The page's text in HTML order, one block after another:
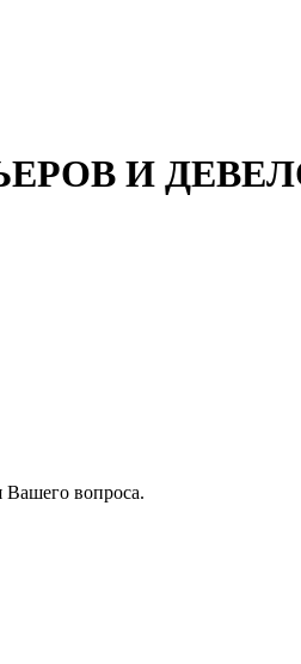
И
вопроса.